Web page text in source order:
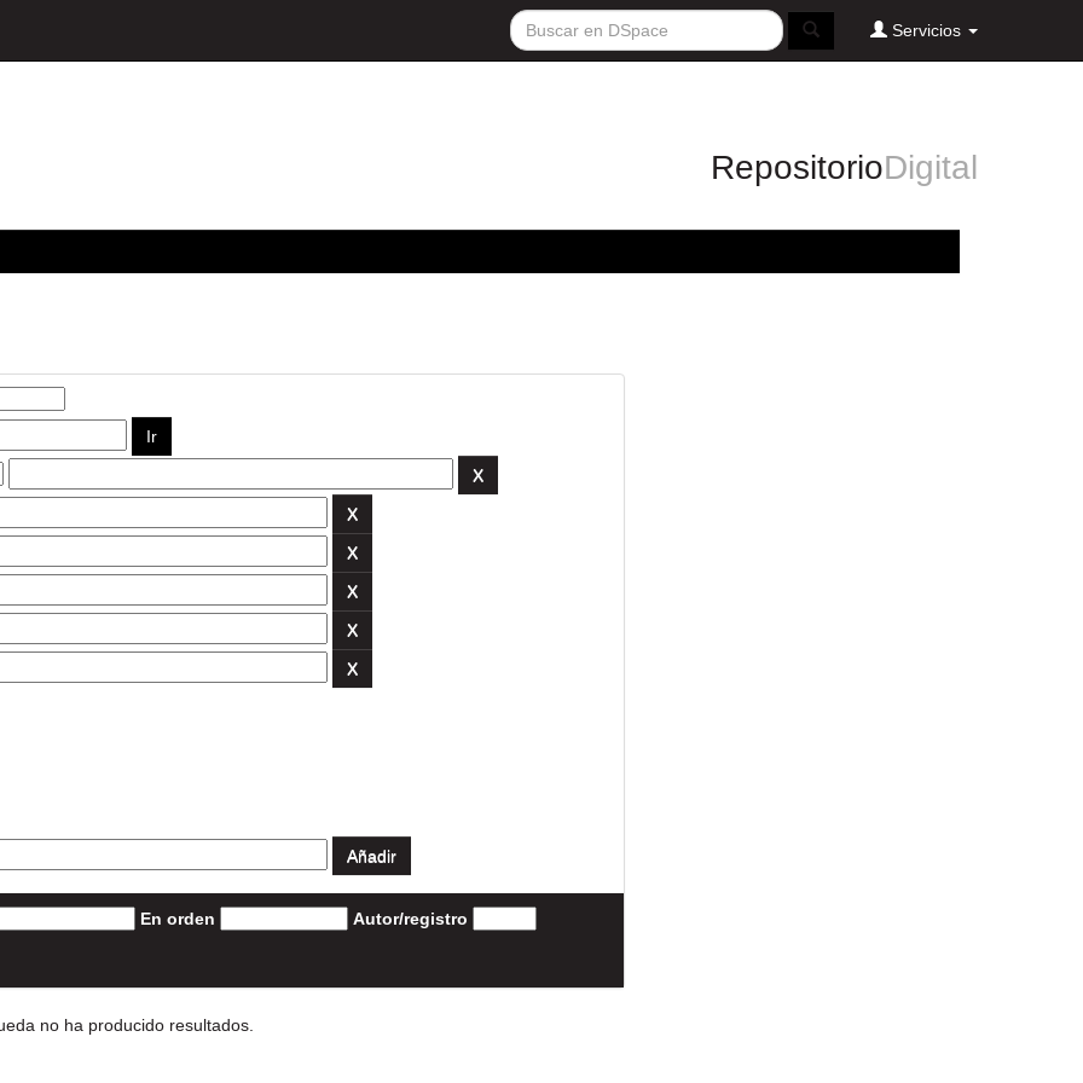
Servicios
RepositorioDigital
En orden Autor/registro
no ha producido resultados.